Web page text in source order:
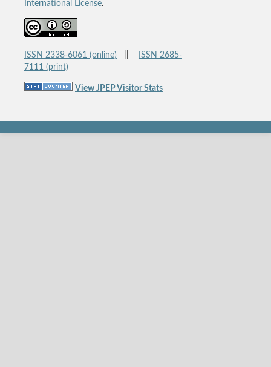
International License.
ISSN 2338-6061 (online)
ISSN 2685-
7111 (print)
View JPEP Visitor Stats